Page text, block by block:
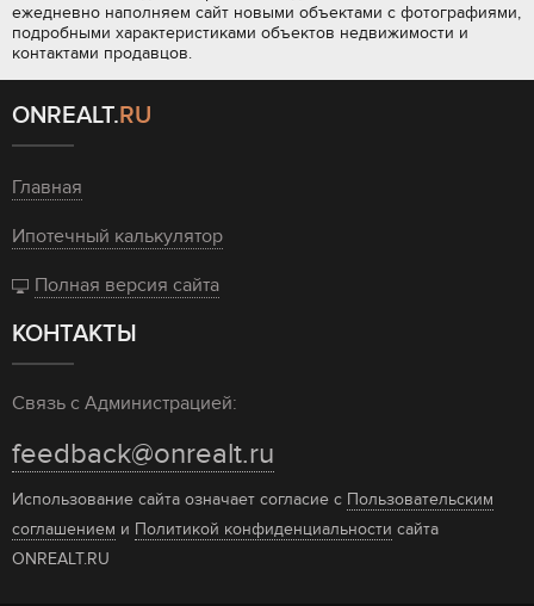
ежедневно наполняем сайт новыми объектами с фотографиями,
подробными характеристиками объектов недвижимости и
контактами продавцов.
ONREALT.RU
Главная
Ипотечный калькулятор
Полная версия сайта
КОНТАКТЫ
Связь с Администрацией:
feedback@onrealt.ru
Использование сайта означает согласие с Пользовательским
соглашением и Политикой конфиденциальности сайта
ONREALT.RU